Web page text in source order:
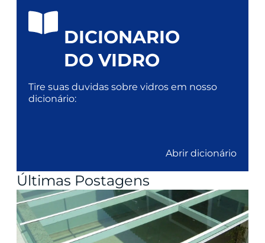
DICIONARIO
DO VIDRO
Tire suas duvidas sobre vidros em nosso
dicionário:
Abrir dicionário
Últimas Postagens